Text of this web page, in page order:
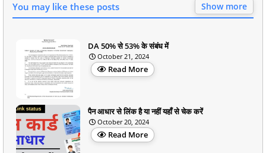
You may like these posts Show more
DA 50% से 53% के संबंध में
October 21, 2024
Read More
पैन आधार से लिंक है या नहीं यहाँ से चेक करें
October 20, 2024
Read More